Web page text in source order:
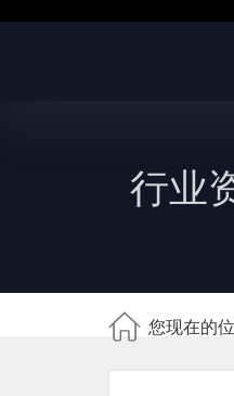
行业
您现在的